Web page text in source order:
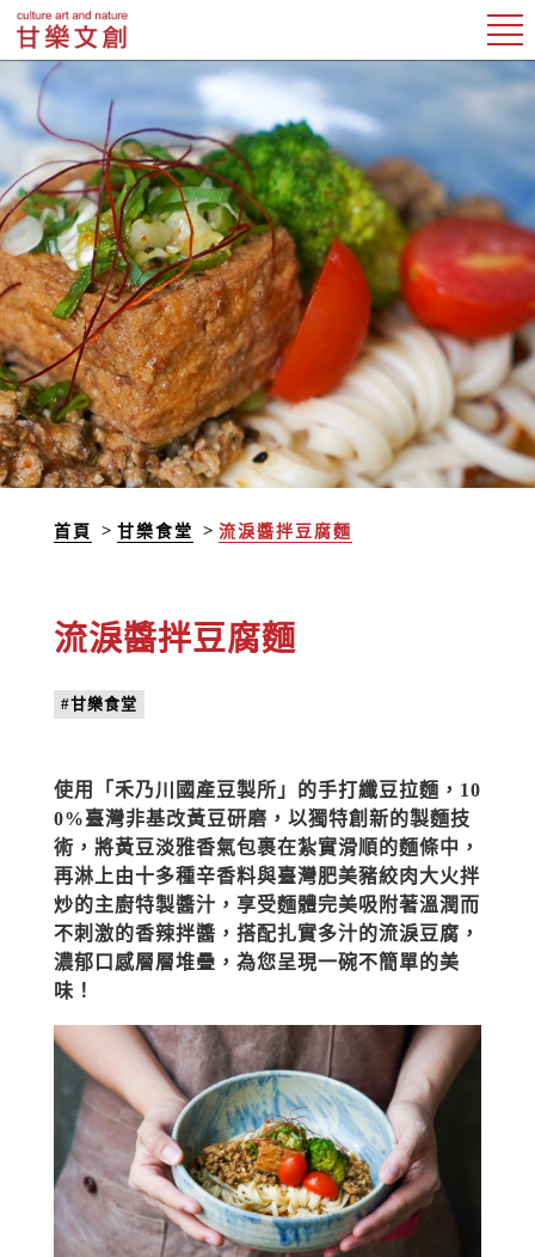
首頁 甘樂食堂 流淚醬拌豆腐麵
流淚醬拌豆腐麵
#甘樂食堂
使用「禾乃川國產豆製所」的手打纖豆拉麵，10
0%臺灣非基改黃豆研磨，以獨特創新的製麵技
術，將黃豆淡雅香氣包裹在紮實滑順的麵條中，
再淋上由十多種辛香料與臺灣肥美豬絞肉大火拌
炒的主廚特製醬汁，享受麵體完美吸附著溫潤而
不刺激的香辣拌醬，搭配扎實多汁的流淚豆腐，
濃郁口感層層堆疊，為您呈現一碗不簡單的美
味！